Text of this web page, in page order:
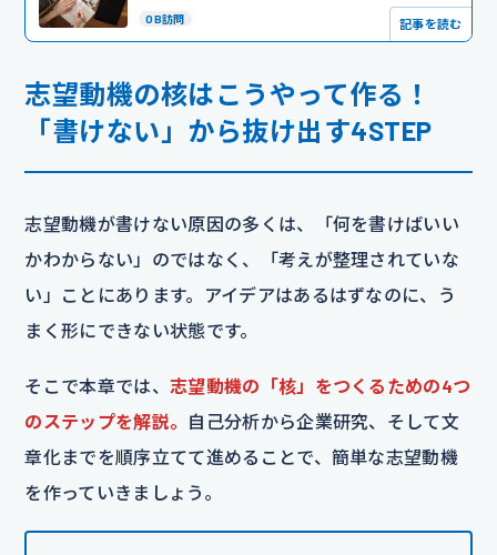
OB訪問 記事を読む
志望動機の核はこうやって作る！
「書けない」から抜け出す4STEP
志望動機が書けない原因の多くは、「何を書けばいい
かわからない」のではなく、「考えが整理されていな
い」ことにあります。アイデアはあるはずなのに、う
まく形にできない状態です。
そこで本章では、 志望動機の「核」をつくるための4つ
のステップを解説。 自己分析から企業研究、そして文
章化までを順序立てて進めることで、簡単な志望動機
を作っていきましょう。